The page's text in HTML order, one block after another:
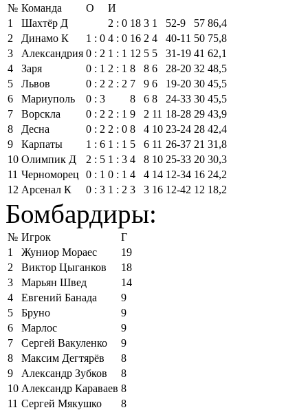
№ Команда О
И
1
Шахтёр Д 2 : 0 18 3 1 52‑9 57 86,4
2
Динамо К 1 : 0 4 : 0 16 2 4 40‑11 50 75,8
3
Александрия 0 : 2 1 : 1 12 5 5 31‑19 41 62,1
4
Заря 0 : 1 2 : 1 8 8 6 28‑20 32 48,5
5
Львов 0 : 2 2 : 2 7 9 6 19‑20 30 45,5
6
Мариуполь 0 : 3 8 6 8 24‑33 30 45,5
7
Ворскла 0 : 2 2 : 1 9 2 11 18‑28 29 43,9
8
Десна 0 : 2 2 : 0 8 4 10 23‑24 28 42,4
9
Карпаты 1 : 6 1 : 1 5 6 11 26‑37 21 31,8
10 Олимпик Д 2 : 5 1 : 3 4 8 10 25‑33 20 30,3
11 Черноморец 0 : 1 0 : 1 4 4 14 12‑34 16 24,2
12 Арсенал К 0 : 3 1 : 2 3 3 16 12‑42 12 18,2
Бомбардиры:
№ Игрок
Г
1
Жуниор Мораес
19
2
Виктор Цыганков
18
3
Марьян Швед
14
4
Евгений Банада
9
5
Бруно
9
6
Марлос
9
7
Сергей Вакуленко
9
8
Максим Дегтярёв
8
9
Александр Зубков
8
10 Александр Караваев 8
11 Сергей Мякушко
8